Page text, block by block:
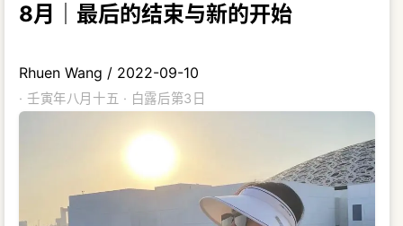
8月｜最后的结束与新的开始
Rhuen Wang / 2022-09-10
· 壬寅年八月十五 · 白露后第3日